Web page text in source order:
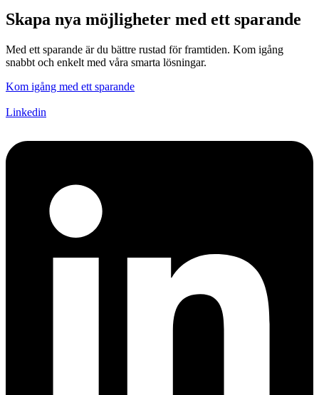
Skapa nya möjligheter med ett sparande
Med ett sparande är du bättre rustad för framtiden. Kom igång
snabbt och enkelt med våra smarta lösningar.
Kom igång med ett sparande
Linkedin